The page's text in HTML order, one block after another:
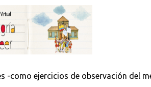
-como ejercicios de observación del